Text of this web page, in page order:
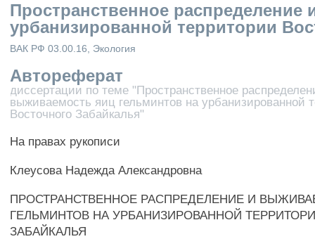
Пространственное
урбанизированной территории
ВАК РФ 03.00.16, Экология
Автореферат
диссертации по теме "Пространственное
выживаемость яиц гельминтов на урбанизированной
Восточного Забайкалья"
На правах рукописи
Клеусова Надежда Александровна
ПРОСТРАНСТВЕННОЕ РАСПРЕДЕЛЕНИЕ И
ГЕЛЬМИНТОВ НА УРБАНИЗИРОВАННОЙ
ЗАБАЙКАЛЬЯ